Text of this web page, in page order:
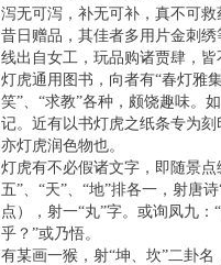
泻无可泻，补无可补，真不可救
昔日赠品，其佳者多用片金刺
线出自女工，玩品购诸贾肆，
灯虎通用图书，向者有“春灯雅
笑”、“求教”各种，颇饶趣味。
记。近有以书灯虎之纸条专为
亦灯虎润色物也。
灯虎有不必假诸文字，即随景
五”、“天”、“地”排各一，射唐
点），射一“丸”字。或询凤九：
乎？”或乃悟。
有某画一猴，射“坤、坎”二卦名